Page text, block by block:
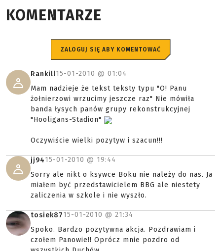
KOMENTARZE
ZALOGUJ SIĘ ABY KOMENTOWAĆ
Rankill15-01-2010 @ 01:04
Mam nadzieje że tekst teksty typu "O! Panu
żołnierzowi wrzucimy jeszcze raz" Nie mówiła
banda łysych panów grupy rekonstrukcyjnej
"Hooligans-Stadion"
Oczywiście wielki pozytyw i szacun!!!
jj9415-01-2010 @ 19:44
Sorry ale nikt o ksywce Boku nie należy do nas. Ja
miałem być przedstawicielem BBG ale niestety
zaliczenia w szkole i nie wyszło.
tosiek8715-01-2010 @ 21:34
Spoko. Bardzo pozytywna akcja. Pozdrawiam i
czołem Panowie!! Oprócz mnie pozdro od